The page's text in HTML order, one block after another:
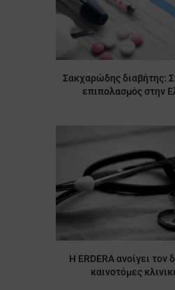
Σακχαρώδης διαβήτης:
επιπολασμός στην
Η ERDERA ανοίγει τον
καινοτόμες